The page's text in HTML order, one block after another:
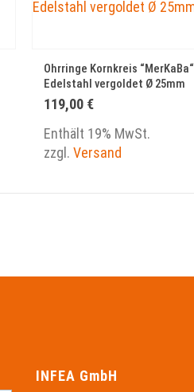
Ohrringe Kornkreis “MerKaBa“
Edelstahl vergoldet Ø 25mm
119,00 €
Enthält 19% MwSt.
zzgl. Versand
INFEA GmbH